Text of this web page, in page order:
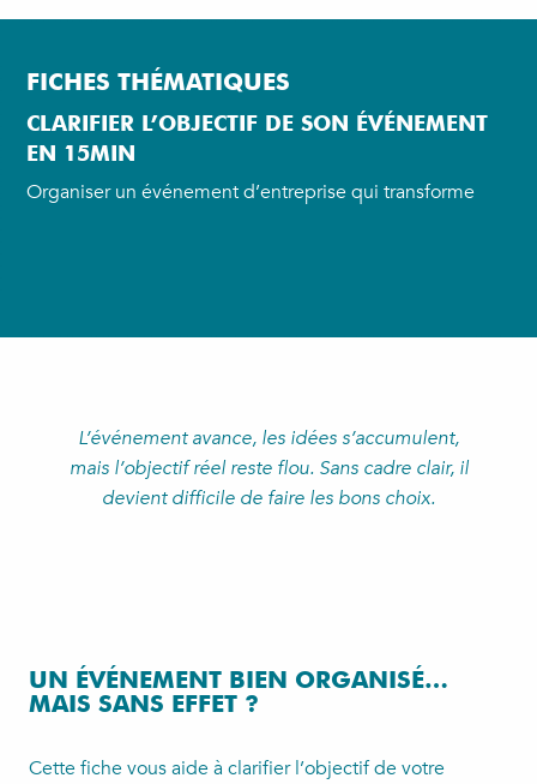
Aller
contenu
FICHES THÉMATIQUES
CLARIFIER L’OBJECTIF DE SON ÉVÉNEMENT
EN 15MIN
Organiser un événement d’entreprise qui transforme
L’événement avance, les idées s’accumulent,
mais l’objectif réel reste flou. Sans cadre clair, il
devient difficile de faire les bons choix.
UN ÉVÉNEMENT BIEN ORGANISÉ…
MAIS SANS EFFET ?
Cette fiche vous aide à clarifier l’objectif de votre